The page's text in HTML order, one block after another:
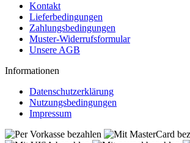
Kontakt
Lieferbedingungen
Zahlungsbedingungen
Muster-Widerrufsformular
Unsere AGB
Informationen
Datenschutzerklärung
Nutzungsbedingungen
Impressum